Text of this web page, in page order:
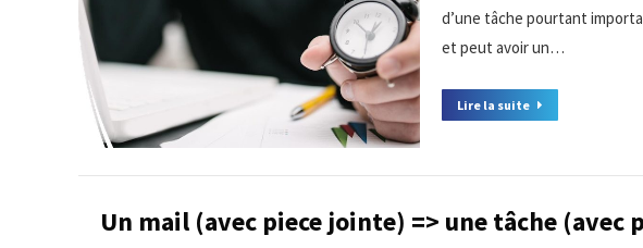
d’une tâche pourtant
et peut avoir un…
Lire la suite
Un mail (avec piece jointe) => une tâche (avec